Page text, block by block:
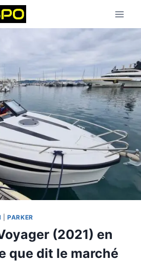
|PARKER
(2021) en
que dit le marché